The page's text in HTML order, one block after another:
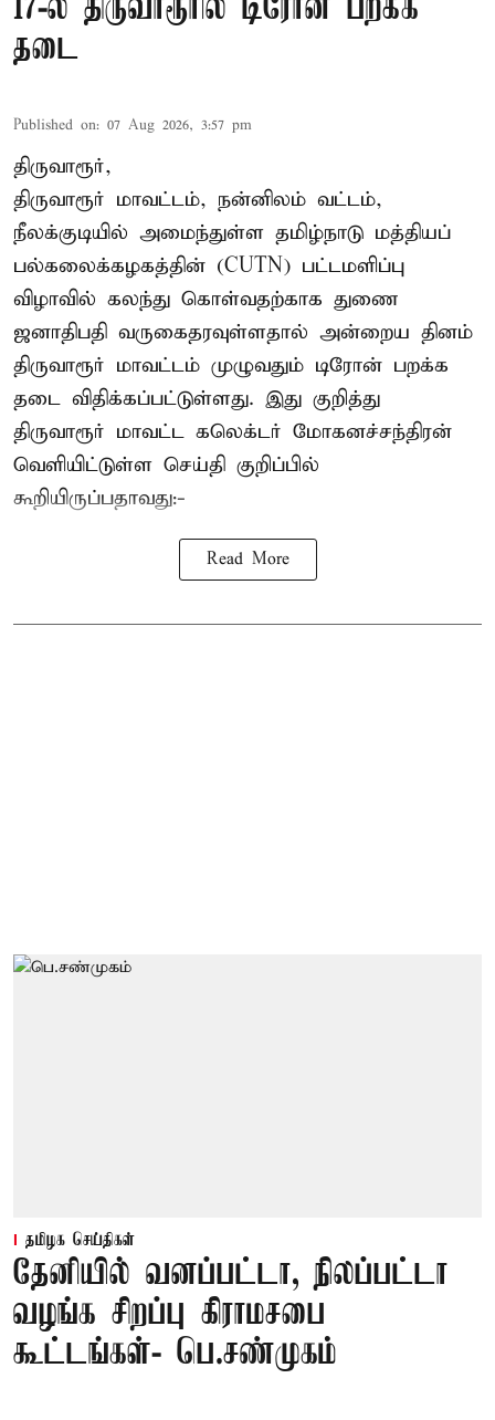
17-ல் திருவாரூரில் டிரோன் பறக்க
தடை
Published on: 07 Aug 2026, 3:57 pm
திருவாரூர்,
திருவாரூர் மாவட்டம், நன்னிலம் வட்டம்,
நீலக்குடியில் அமைந்துள்ள தமிழ்நாடு மத்தியப்
பல்கலைக்கழகத்தின் (CUTN) பட்டமளிப்பு
விழாவில் கலந்து கொள்வதற்காக துணை
ஜனாதிபதி வருகைதரவுள்ளதால் அன்றைய தினம்
திருவாரூர் மாவட்டம் முழுவதும் டிரோன் பறக்க
தடை விதிக்கப்பட்டுள்ளது. இது குறித்து
திருவாரூர் மாவட்ட கலெக்டர் மோகனச்சந்திரன்
வெளியிட்டுள்ள செய்தி குறிப்பில்
கூறியிருப்பதாவது:-
Read More
தமிழக செய்திகள்
தேனியில் வனப்பட்டா, நிலப்பட்டா
வழங்க சிறப்பு கிராமசபை
கூட்டங்கள்- பெ.சண்முகம்